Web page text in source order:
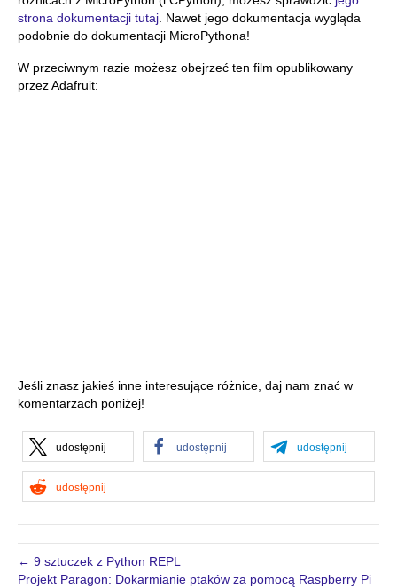
strona dokumentacji tutaj. Nawet jego dokumentacja wygląda
podobnie do dokumentacji MicroPythona!
W przeciwnym razie możesz obejrzeć ten film opublikowany
przez Adafruit:
Jeśli znasz jakieś inne interesujące różnice, daj nam znać w
komentarzach poniżej!
udostępnij udostępnij udostępnij
udostępnij
← 9 sztuczek z Python REPL
Projekt Paragon: Dokarmianie ptaków za pomocą Raspberry Pi